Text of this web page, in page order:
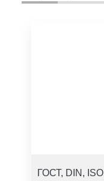
ГОСТ, DIN, ISO